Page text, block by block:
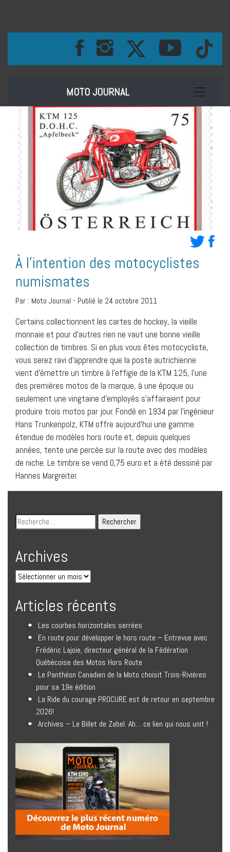
MOTO JOURNAL Toggle
À l’intention des motocyclistes
numismates
Par : Moto Journal - Publié le 24 octobre 2011
Certains collectionnent les cartes de hockey, la vieille
monnaie et pour d’autres rien ne vaut une bonne vieille
collection de timbres. Si en plus vous êtes motocycliste,
vous serez ravi d’apprendre que la poste autrichienne
vient d’émettre un timbre à l’effigie de la KTM 125, l’une
des premières motos de la marque, à une époque ou
seulement une vingtaine d’employés s’affairaient pour
produire trois motos par jour. Fondé en 1934 par l’ingénieur
Hans Trunkenpolz, KTM offre aujourd’hui une gamme
étendue de modèles hors route et, depuis quelques
années, tente une percée sur la route avec des modèles
de niche. Le timbre se vend 0,75 euro et a été dessiné par
Hannes Margreiter.
Archives
Articles récents
Les courbes horizontales serrées
En route pour développer le hors route – Entrevue avec
Frédéric Lajoie, directeur général de la Fédération
Québécoise des Motos Hors Route
Le Panthéon Canadien de la Moto choisit Trois-Rivières
pour sa 19e édition
La Ride du courage PROCURE est de retour en septembre
2026!
Archives – Le Billet de Zabel. Ah… ce lien qui nous unit !